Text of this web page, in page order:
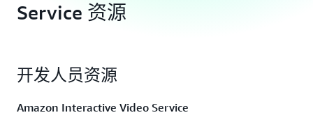
Service 资源
开发人员资源
Amazon Interactive Video Service